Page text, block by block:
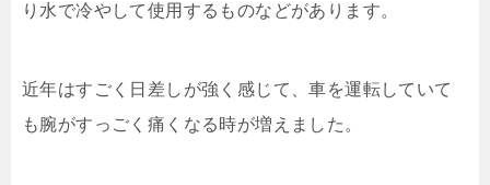
り水で冷やして使用するものなどがあります。
近年はすごく日差しが強く感じて、車を運転していて
も腕がすっごく痛くなる時が増えました。